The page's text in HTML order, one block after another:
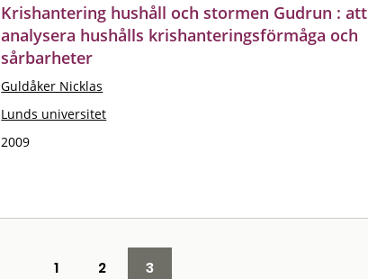
Krishantering hushåll och stormen Gudrun : att
analysera hushålls krishanteringsförmåga och
sårbarheter
Guldåker Nicklas
Lunds universitet
2009
1 2 3